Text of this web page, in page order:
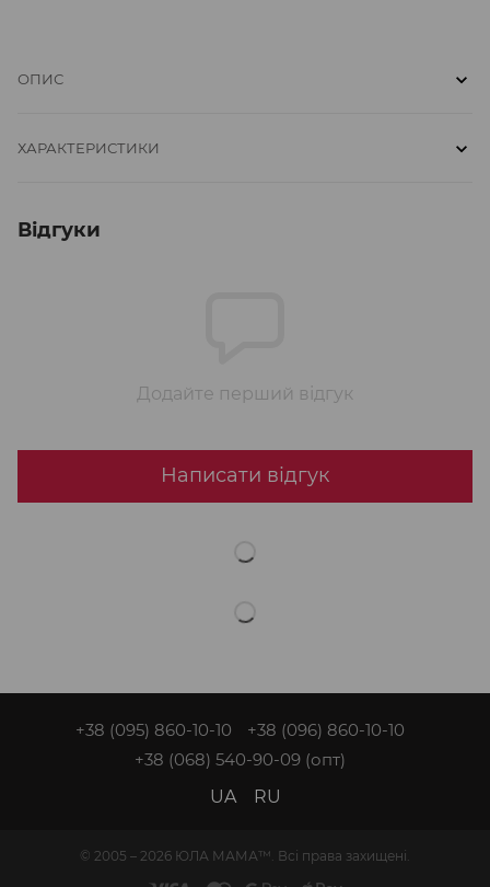
ОПИС
ХАРАКТЕРИСТИКИ
Відгуки
Додайте перший відгук
Написати відгук
+38 (095) 860-10-10
+38 (096) 860-10-10
+38 (068) 540-90-09 (опт)
© 2005 – 2026 ЮЛА МАМА™. Всі права захищені.
UA RU